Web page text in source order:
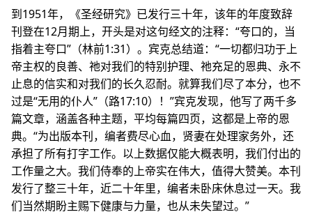
到1951年，《圣经研究》已发行三十年，该年的年度致辞
刊登在12月期上，开头是对这句经文的注释：“夸口的，当
指着主夸口”（林前1:31）。宾克总结道：“一切都归功于上
帝主权的良善、祂对我们的特别护理、祂充足的恩典、永不
止息的信实和对我们的长久忍耐。就算我们尽了本分，也不
过是“无用的仆人”（路17:10）！”宾克发现，他写了两千多
篇文章，涵盖各种主题，平均每篇四页，这都是上帝的恩
典。“为出版本刊，编者费尽心血，贤妻在处理家务外，还
承担了所有打字工作。以上数据仅能大概表明，我们付出的
工作量之大。我们侍奉的上帝实在伟大，值得大赞美。本刊
发行了整三十年，近二十年里，编者未卧床休息过一天。我
们当然期盼主赐下健康与力量，也从未失望过。”